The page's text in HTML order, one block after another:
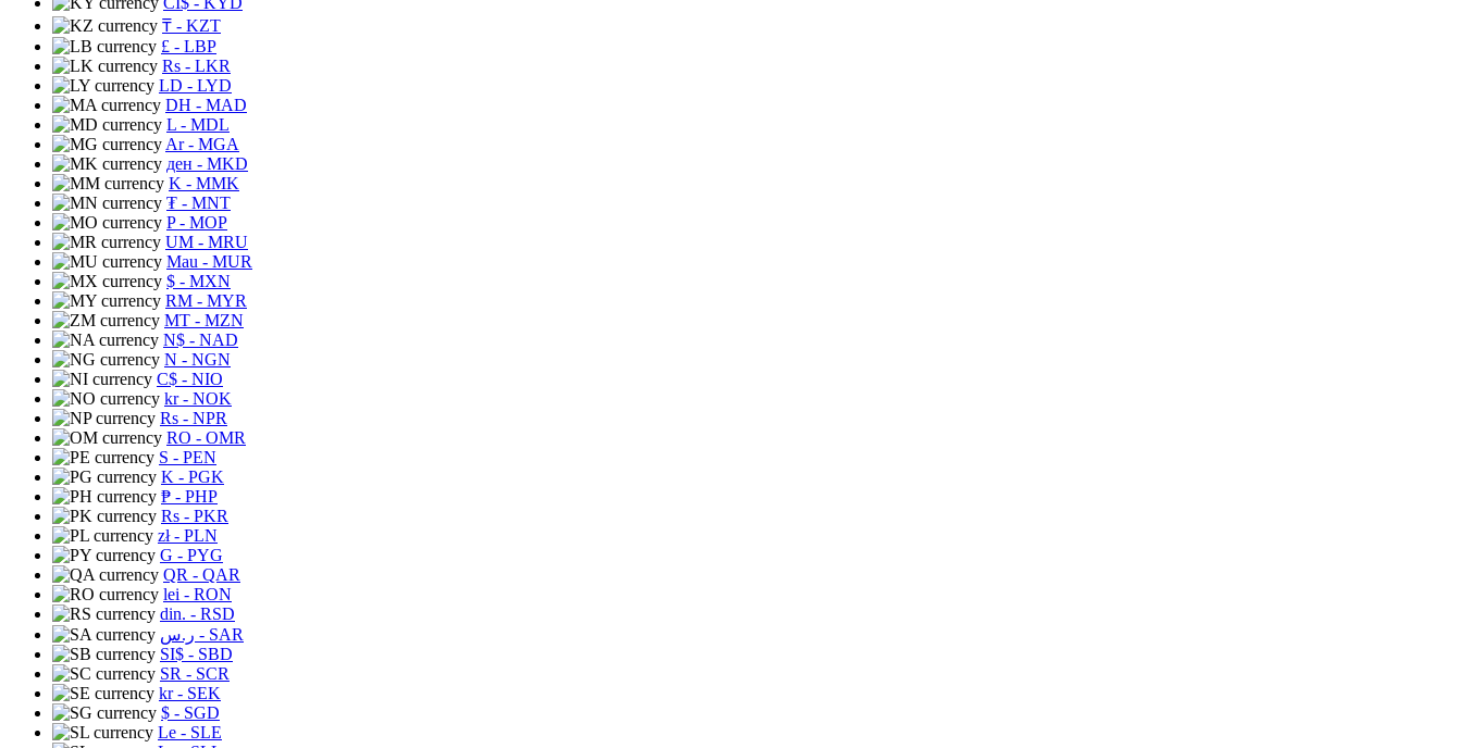
₸ - KZT
£ - LBP
Rs - LKR
LD - LYD
DH - MAD
L - MDL
Ar- MGA
ден - MKD
K - MMK
₮ - MNT
P- MOP
UM - MRU
Mau - MUR
$ - MXN
RM - MYR
MT - MZN
N$ - NAD
N - NGN
C$ - NIO
kr- NOK
Rs - NPR
RO - OMR
S - PEN
K - PGK
₱ - PHP
Rs - PKR
zł- PLN
G - PYG
QR - QAR
lei - RON
din. - RSD
ر.س - SAR
SI$ - SBD
SR - SCR
kr- SEK
$ - SGD
Le - SLE